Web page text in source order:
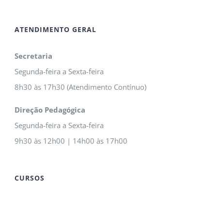
ATENDIMENTO GERAL
Secretaria
Segunda-feira a Sexta-feira
8h30 às 17h30 (Atendimento Contínuo)
Direção Pedagógica
Segunda-feira a Sexta-feira
9h30 às 12h00 | 14h00 às 17h00
CURSOS